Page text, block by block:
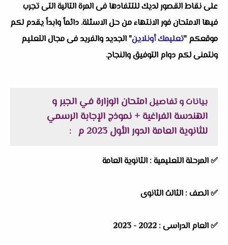
على نقاط القصور لديك للتتفادها فى المرة التالية التى تجرب
فيها الامتحان فور الانتهاء من حل الاسئلة. دائماً وابداً يقدم لكم
موقعكم "تعليمك أونلاين" الجديد والفريد فى مجال التعليم
ونتمنى لكم دوام التوفيق والنجاح.
بيانات و تفاصيلامتحان الوزارة في الجبر و
الهندسة الفراغية + نموذج الإجابة الرسمي
للثانوية العامة الدور الأول 2023 م
:
✅المرحلة التعليمية : الثانوية العامة
✅الصف : الثالث الثانوى
✅العام الدراسى :